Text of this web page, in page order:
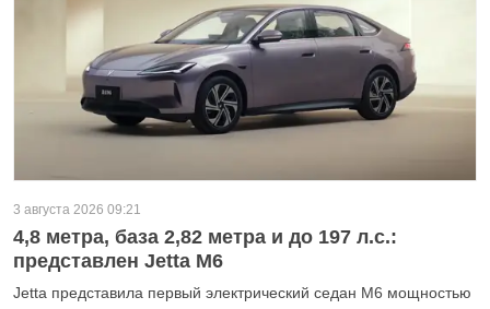
3 августа 2026 09:21
4,8 метра, база 2,82 метра и до 197 л.с.:
представлен Jetta M6
Jetta представила первый электрический седан M6 мощностью